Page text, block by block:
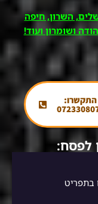
השרון, חיפה
ושומרון ועוד!
התקשרו:
לפסח:
בתפריט